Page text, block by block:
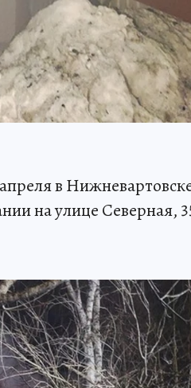
в
на улице Северная,